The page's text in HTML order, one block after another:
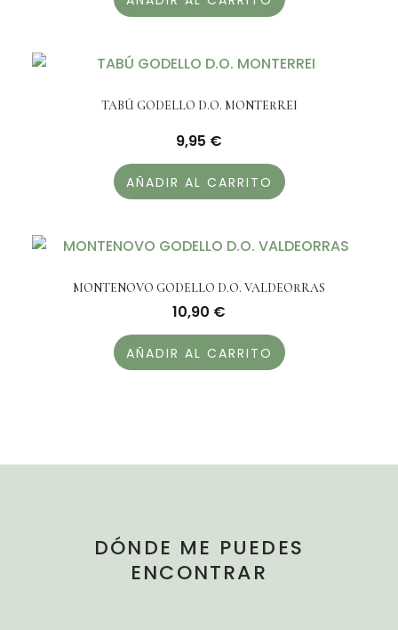
TABÚ GODELLO D.O. MONTERREI
9,95 €
AÑADIR AL CARRITO
MONTENOVO GODELLO D.O. VALDEORRAS
10,90 €
AÑADIR AL CARRITO
DÓNDE ME PUEDES
ENCONTRAR